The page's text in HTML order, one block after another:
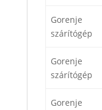
Gorenje
szárítógép
Gorenje
szárítógép
Gorenje